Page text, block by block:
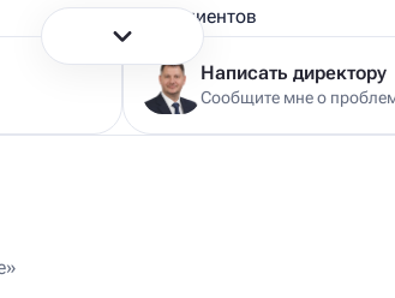
Истории пациентов
Истории из практики врачей
на Университете
пр-т, д. 25, корп. 4
Написать директору
Сообщите мне о